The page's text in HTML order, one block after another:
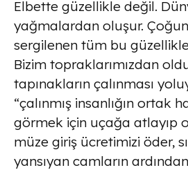
Elbette güzellikle değil.
yağmalardan oluşur.
sergilenen tüm bu
Bizim topraklarımızdan
tapınakların çalınması
“çalınmış insanlığın ortak
görmek için uçağa atlayıp
müze giriş ücretimizi öder,
yansıyan camların